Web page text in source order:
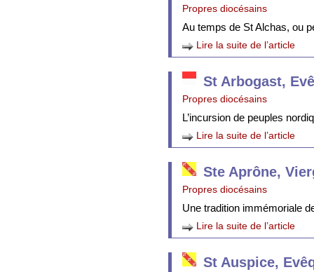
Propres diocésains
Au temps de St Alchas, ou
Lire la suite de l’article
St Arbogast,
Propres diocésains
L’incursion de peuples
Lire la suite de l’article
Ste Aprône,
Propres diocésains
Une tradition immémoriale
Lire la suite de l’article
St Auspice,